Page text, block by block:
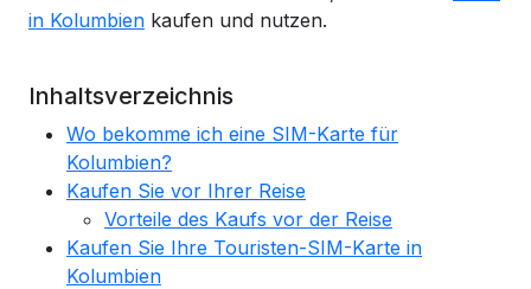
in Kolumbien kaufen und nutzen.
Inhaltsverzeichnis
Wo bekomme ich eine SIM-Karte für
Kolumbien?
Kaufen Sie vor Ihrer Reise
Vorteile des Kaufs vor der Reise
Kaufen Sie Ihre Touristen-SIM-Karte in
Kolumbien